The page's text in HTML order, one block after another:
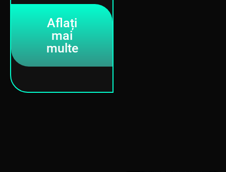
Aflați
mai
multe